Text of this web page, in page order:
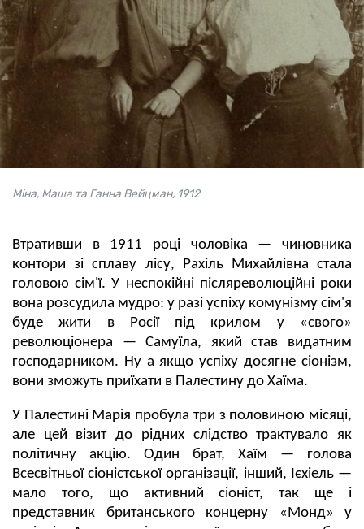
Міна, Маша та Ганна Вейцман, 1912
Втративши в 1911 році чоловіка — чиновника
контори зі сплаву лісу, Рахіль Михайлівна стала
головою сім'ї. У неспокійні післяреволюційні роки
вона розсудила мудро: у разі успіху комунізму сім'я
буде жити в Росії під крилом у «свого»
революціонера — Самуїла, який став видатним
господарником. Ну а якщо успіху досягне сіонізм,
вони зможуть приїхати в Палестину до Хаїма.
У Палестині Марія пробула три з половиною місяці,
але цей візит до рідних слідство трактувало як
політичну акцію. Один брат, Хаїм — голова
Всесвітньої сіоністської організації, інший, Ієхіель —
мало того, що активний сіоніст, так ще і
представник британського концерну «Монд» у